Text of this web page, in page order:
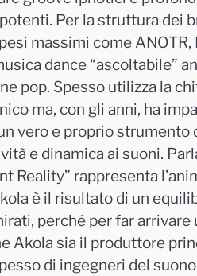
Per la struttura dei
massimi come
dance “ascoltabile”
pop. Spesso utilizza la
ma, con gli anni, ha
vero e proprio strumento
e dinamica ai suoni.
Reality” rappresenta
è il risultato di un
perché per far arrivare
Akola sia il produttore
di ingegneri del